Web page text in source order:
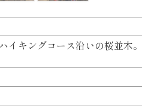
イキングコース沿いの桜並木